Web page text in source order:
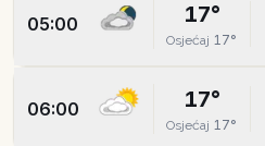
05:00 17°
Osjećaj 17°
06:00 17°
Osjećaj 17°